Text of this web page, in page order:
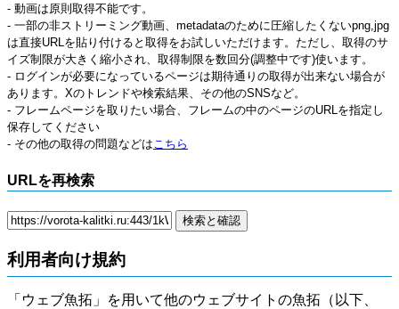
- 動画は原則取得不能です。
- 一部の非ストリーミング動画、metadataのために圧縮したくないpng,jpg
は直接URLを貼り付けると取得をお試しいただけます。ただし、取得のサ
イズ制限が大きく縮小され、取得制限を数回分(調整中です)使います。
- ログインが必要になっているページは期待通りの取得が出来ない場合が
あります。Xのトレンドや検索結果、その他のSNSなど。
- フレームページを取りたい場合、フレームの中のページのURLを指定し
保存してください
- その他の取得の問題などはこちら
URLを再検索
利用者向け規約
「ウェブ魚拓」を用いて他のウェブサイトの魚拓（以下、